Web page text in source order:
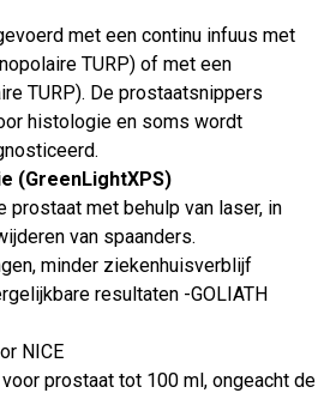
met een continu infuus met
TURP) of met een
TURP). De prostaatsnippers
histologie en soms wordt
(GreenLightXPS)
prostaat met behulp van laser, in
van spaanders.
minder ziekenhuisverblijf
resultaten -GOLIATH
NICE
prostaat tot 100 ml, ongeacht de